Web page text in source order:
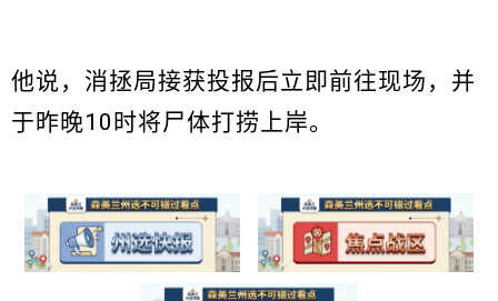
他说，消拯局接获投报后立即前往现场，并
于昨晚10时将尸体打捞上岸。